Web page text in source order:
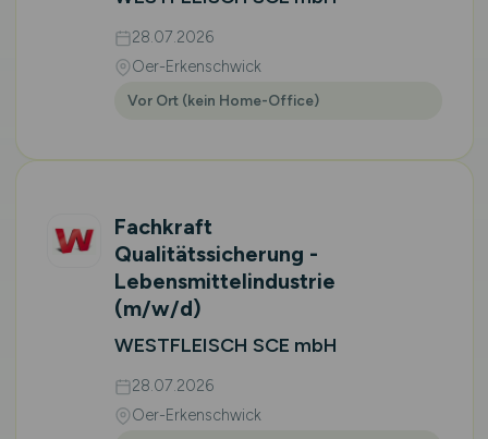
28.07.2026
Oer-Erkenschwick
Vor Ort (kein Home-Office)
Fachkraft
Qualitätssicherung -
Lebensmittelindustrie
(m/w/d)
WESTFLEISCH SCE mbH
28.07.2026
Oer-Erkenschwick